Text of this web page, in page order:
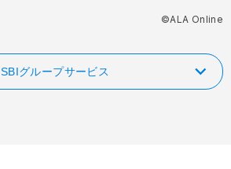
©ALA Online
SBIグループサービス